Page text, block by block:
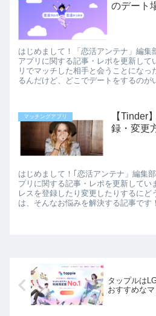
のデート
はじめまして！「恋活アンテナ」編集
アプリに関する記事・レポを更新して
リでマッチした相手と会うことにな
るんだけど、どこでデートをするのが
マッチングアプリ
【Tinder
録・変更
はじめまして！｢恋活アンテナ」編集
プリに関する記事・レポを更新してい
レスを登録したり変更したりするにど
は、そんなお悩みを解決する記事です
タップルは
おすすめな